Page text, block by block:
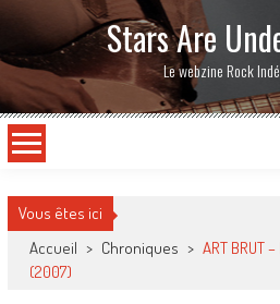
Stars Are
Le webzine Rock
Vous êtes ici
Accueil > Chroniques > ART BRUT
(2007)